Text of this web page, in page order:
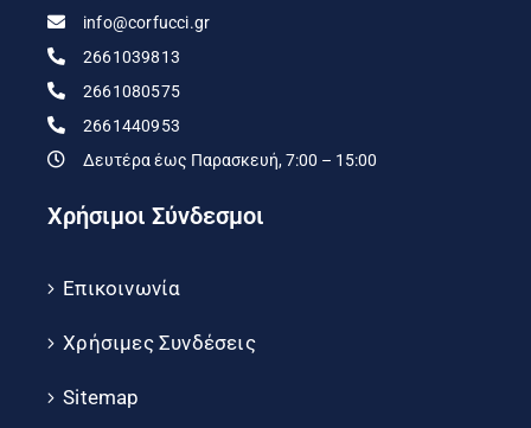
info@corfucci.gr
2661039813
2661080575
2661440953
Δευτέρα έως Παρασκευή, 7:00 – 15:00
Χρήσιμοι Σύνδεσμοι
Επικοινωνία
Χρήσιμες Συνδέσεις
Sitemap